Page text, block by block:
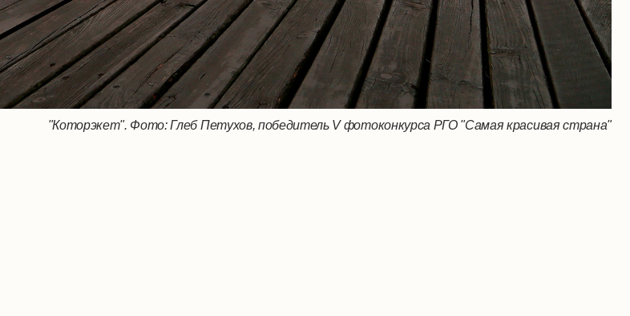
"Которэкет". Фото: Глеб Петухов, победитель V фотоконкурса РГО "Самая красивая страна"